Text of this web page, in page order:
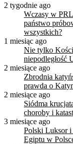
2 tygodnie ago
Wczasy w
państwo
wszystkich?
1 miesiąc ago
Nie tylko
niepodległość
2 miesiące ago
Zbrodnia
prawda o
2 miesiące ago
Siódma
choroby i
3 miesiące ago
Polski Luksor i
Egiptu w